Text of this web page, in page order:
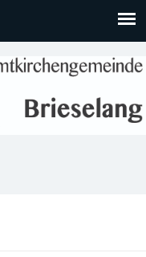
Gemeindeleben und